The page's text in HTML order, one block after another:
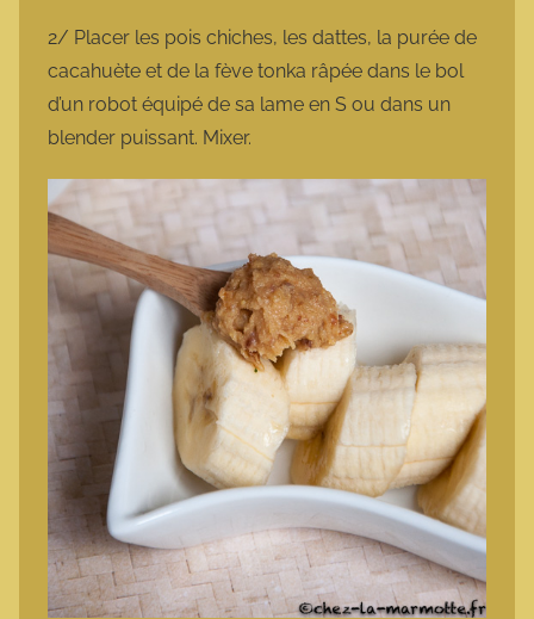
2/ Placer les pois chiches, les dattes, la purée de
cacahuète et de la fève tonka râpée dans le bol
d’un robot équipé de sa lame en S ou dans un
blender puissant. Mixer.